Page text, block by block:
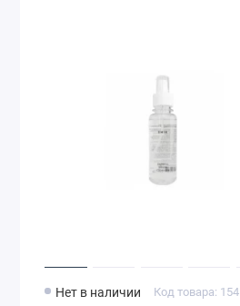
Нет в наличии Код товара: 154